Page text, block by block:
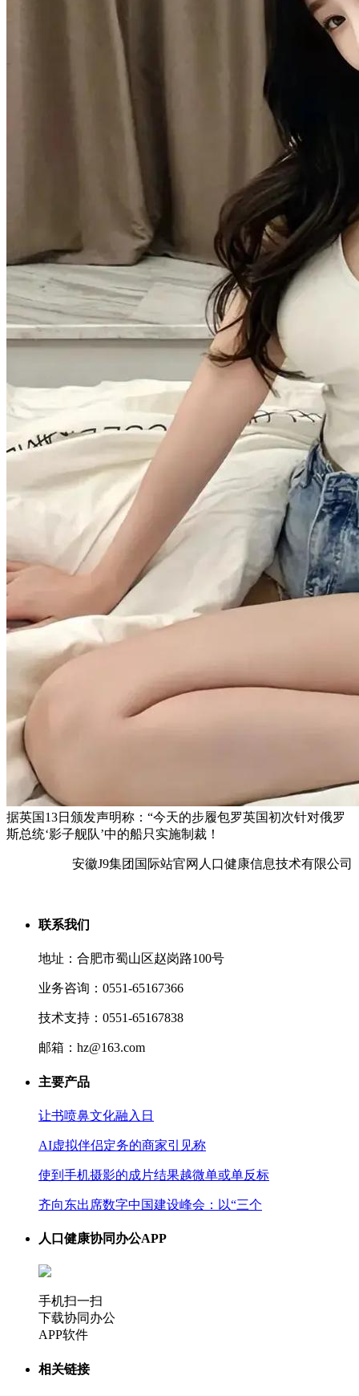
据英国13日颁发声明称：“今天的步履包罗英国初次针对俄罗
斯总统‘影子舰队’中的船只实施制裁！
安徽J9集团国际站官网人口健康信息技术有限公司
联系我们
地址：合肥市蜀山区赵岗路100号
业务咨询：0551-65167366
技术支持：0551-65167838
邮箱：hz@163.com
主要产品
让书喷鼻文化融入日
AI虚拟伴侣定务的商家引见称
使到手机摄影的成片结果越微单或单反标
齐向东出席数字中国建设峰会：以“三个
人口健康协同办公APP
手机扫一扫
下载协同办公
APP软件
相关链接